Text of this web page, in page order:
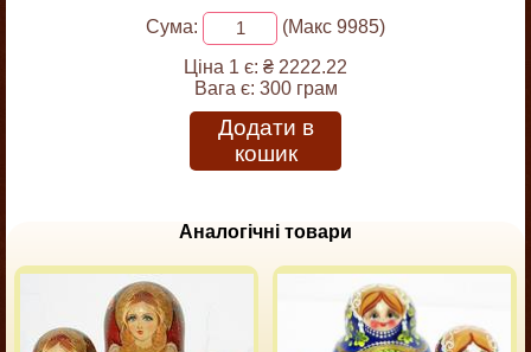
Сума:
(Макс 9985)
Ціна 1 є: ₴ 2222.22
Вага є: 300 грам
Додати в
кошик
Аналогічні товари